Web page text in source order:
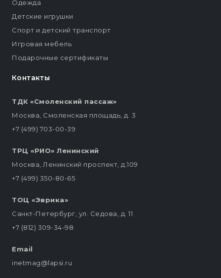
Контакты
ТДК «Смоленский пассаж»
Москва, Смоленская площадь, д. 3
+7 (499) 703-00-39
ТРЦ «РИО» Ленинский
Москва, Ленинский проспект, д.109
+7 (499) 350-80-65
ТОЦ «Эврика»
Санкт-Петербург, ул. Седова, д. 11
+7 (812) 309-34-98
Email
inetmag@lapsi.ru
Одежда
Детские игрушки
Спорт и детский транспорт
Игровая мебель
Подарочные сертификаты